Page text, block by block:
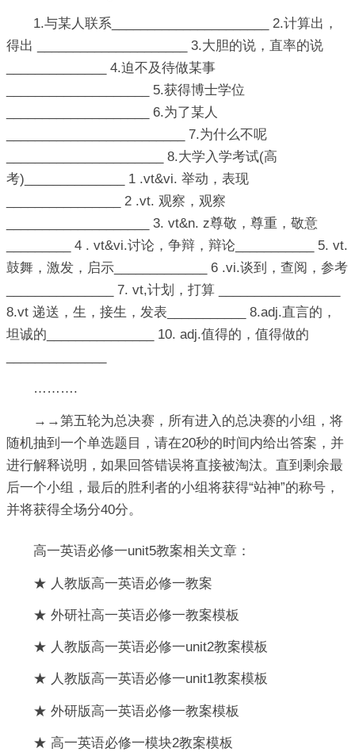
1.与某人联系______________________ 2.计算出，
得出 _____________________ 3.大胆的说，直率的说
______________ 4.迫不及待做某事
____________________ 5.获得博士学位
____________________ 6.为了某人
_________________________ 7.为什么不呢
______________________ 8.大学入学考试(高
考)______________ 1 .vt&vi. 举动，表现
________________ 2 .vt. 观察，观察
____________________ 3. vt&n. z尊敬，尊重，敬意
_________ 4 . vt&vi.讨论，争辩，辩论___________ 5. vt.
鼓舞，激发，启示_____________ 6 .vi.谈到，查阅，参考
_______________ 7. vt,计划，打算 _________________
8.vt 递送，生，接生，发表___________ 8.adj.直言的，
坦诚的_______________ 10. adj.值得的，值得做的
……….
→→第五轮为总决赛，所有进入的总决赛的小组，将
随机抽到一个单选题目，请在20秒的时间内给出答案，并
进行解释说明，如果回答错误将直接被淘汰。直到剩余最
后一个小组，最后的胜利者的小组将获得“站神”的称号，
并将获得全场分40分。
高一英语必修一unit5教案相关文章：
★ 人教版高一英语必修一教案
★ 外研社高一英语必修一教案模板
★ 人教版高一英语必修一unit2教案模板
★ 人教版高一英语必修一unit1教案模板
★ 外研版高一英语必修一教案模板
★ 高一英语必修一模块2教案模板